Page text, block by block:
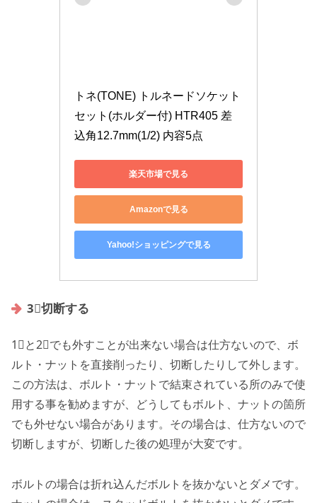
トネ(TONE) トルネードソケット
セット(ホルダー付) HTR405 差
込角12.7mm(1/2) 内容5点
楽天市場で見る
Amazonで見る
Yahoo!ショッピングで見る
3⃣切断する
1⃣と2⃣でも外すことが出来ない場合は仕方ないので、ボ
ルト・ナットを直接削ったり、切断したりして外します。
この方法は、ボルト・ナットで結束されている所のみで使
用する事を勧めますが、どうしてもボルト、ナットの箇所
でも外せない場合があります。その場合は、仕方ないので
切断しますが、切断した後の処理が大変です。
ボルトの場合は折れ込んだボルトを抜かないとダメです。